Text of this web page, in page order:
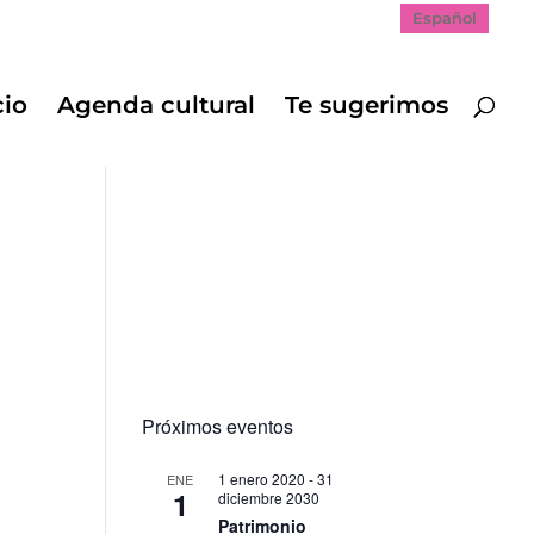
Español
Agenda cultural Te sugerimos
Próximos eventos
ENE
1
1 enero 2020 -31
diciembre 2030
Patrimonio